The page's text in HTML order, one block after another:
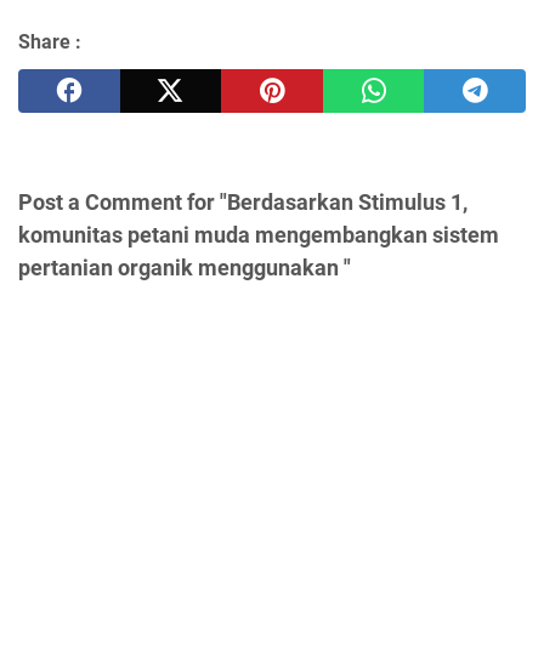
Share :
Post a Comment for "Berdasarkan Stimulus 1,
komunitas petani muda mengembangkan sistem
pertanian organik menggunakan "